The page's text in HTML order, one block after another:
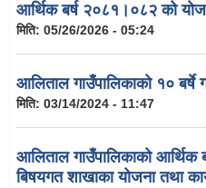
आर्थिक बर्ष २०८१।०८२ को
मिति: 05/26/2026 - 05:24
आलिताल गाउँपालिकाको १० बर्षे
मिति: 03/14/2024 - 11:47
आलिताल गाउँपालिकाको आर्थिक
बिषयगत शाखाका योजना तथा